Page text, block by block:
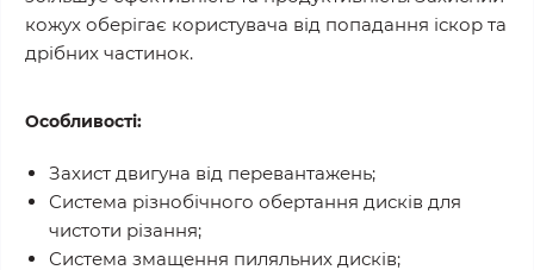
кожух оберігає користувача від попадання іскор та
дрібних частинок.
Особливості:
Захист двигуна від перевантажень;
Система різнобічного обертання дисків для
чистоти різання;
Система змащення пиляльних дисків;